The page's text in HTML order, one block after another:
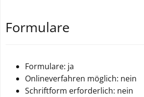
Formulare
Formulare: ja
Onlineverfahren möglich: nein
Schriftform erforderlich: nein